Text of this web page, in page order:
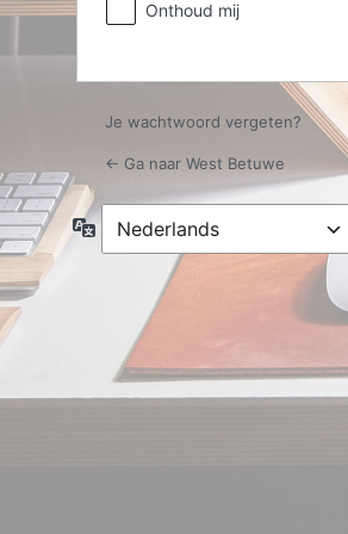
Onthoud mij
Je wachtwoord vergeten?
← Ga naar West Betuwe
Taal